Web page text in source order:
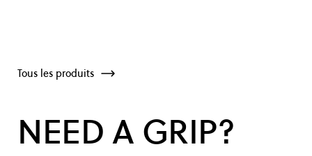
Tous les produits
NEED A GRIP?